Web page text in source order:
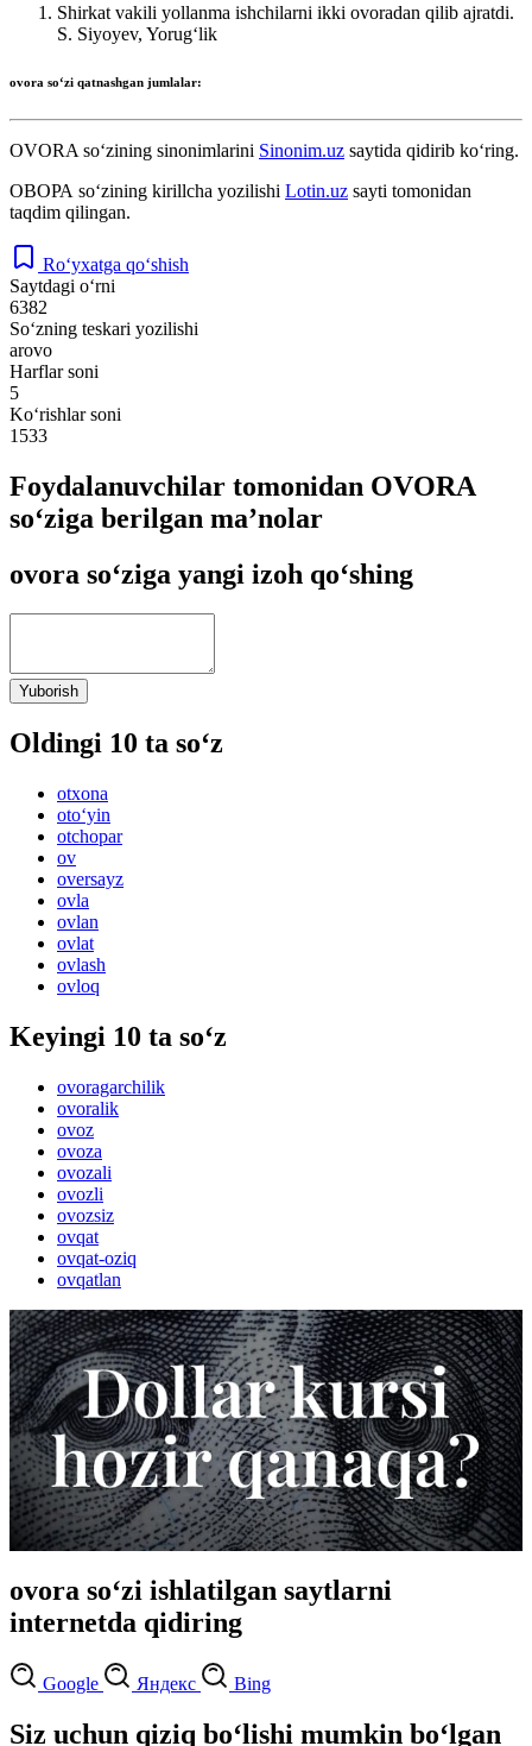
Shirkat vakili yollanma ishchilarni ikki ovoradan qilib ajratdi.
S. Siyoyev, Yorugʻlik
ovora soʻzi qatnashgan jumlalar:
OVORA so‘zining sinonimlarini Sinonim.uz saytida qidirib ko‘ring.
ОВОРА so‘zining kirillcha yozilishi Lotin.uz sayti tomonidan
taqdim qilingan.
Ro‘yxatga qo‘shish
Saytdagi o‘rni
6382
So‘zning teskari yozilishi
arovo
Harflar soni
5
Ko‘rishlar soni
1533
Foydalanuvchilar tomonidan OVORA
so‘ziga berilgan ma’nolar
ovora so‘ziga yangi izoh qo‘shing
Yuborish
Oldingi 10 ta so‘z
otxona
oto‘yin
otchopar
ov
oversayz
ovla
ovlan
ovlat
ovlash
ovloq
Keyingi 10 ta so‘z
ovoragarchilik
ovoralik
ovoz
ovoza
ovozali
ovozli
ovozsiz
ovqat
ovqat-oziq
ovqatlan
ovora so‘zi ishlatilgan saytlarni
internetda qidiring
Google Яндекс Bing
Siz uchun qiziq bo‘lishi mumkin bo‘lgan